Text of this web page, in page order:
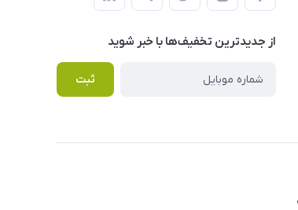
از جدید‌ترین تخفیف‌ها با‌ خبر شوید
ثبت